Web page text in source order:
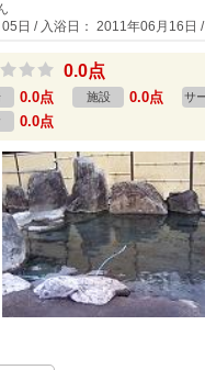
日 / 入浴日： 2011年06月16日
0.0点
0.0点 施設 0.0点 サ
0.0点